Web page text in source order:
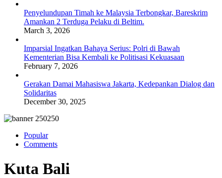
Penyelundupan Timah ke Malaysia Terbongkar, Bareskrim
Amankan 2 Terduga Pelaku di Beltim.
March 3, 2026
Imparsial Ingatkan Bahaya Serius: Polri di Bawah
Kementerian Bisa Kembali ke Politisasi Kekuasaan
February 7, 2026
Gerakan Damai Mahasiswa Jakarta, Kedepankan Dialog dan
Solidaritas
December 30, 2025
Popular
Comments
Kuta Bali